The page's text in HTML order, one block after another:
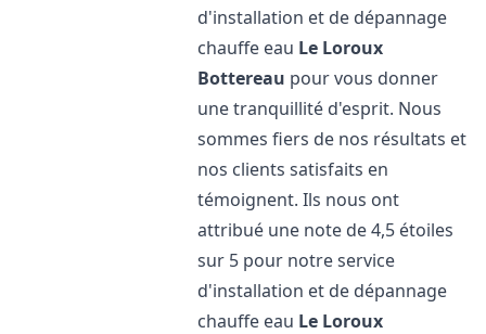
d'installation et de dépannage
chauffe eau Le Loroux
Bottereau pour vous donner
une tranquillité d'esprit. Nous
sommes fiers de nos résultats et
nos clients satisfaits en
témoignent. Ils nous ont
attribué une note de 4,5 étoiles
sur 5 pour notre service
d'installation et de dépannage
chauffe eau Le Loroux